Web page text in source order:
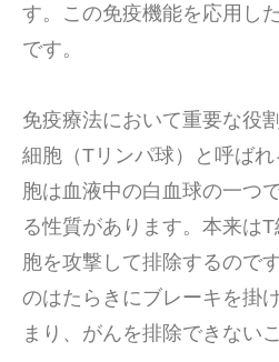
す。この免疫機能を応用し
です。
免疫療法において重要な役
細胞（Tリンパ球）と呼ば
胞は血液中の白血球の一つ
る性質があります。本来は
胞を攻撃して排除するので
のはたらきにブレーキを掛
まり、がんを排除できない